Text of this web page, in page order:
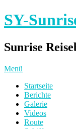
SY-
Sunrise
Menü
Startseite
Berichte
Galerie
Videos
Route